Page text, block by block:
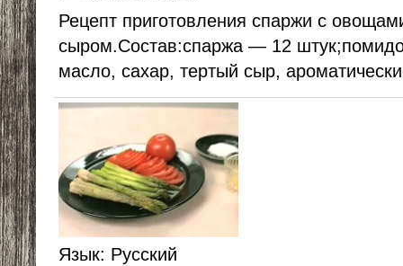
Рецепт приготовления спаржи с
сыром.Состав:спаржа — 12
масло, сахар, тертый сыр,
Язык: Русский